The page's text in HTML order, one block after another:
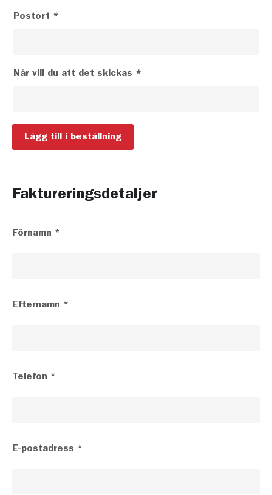
Postort *
När vill du att det skickas *
k
n
e
a
d
Lägg till i beställning
Faktureringsdetaljer
Förnamn *
Efternamn *
Telefon *
E-postadress *